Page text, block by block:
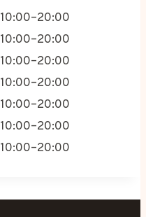
10:00–20:00
10:00–20:00
10:00–20:00
10:00–20:00
10:00–20:00
10:00–20:00
10:00–20:00